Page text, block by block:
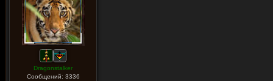
Dragonstalker
Сообщений: 3336